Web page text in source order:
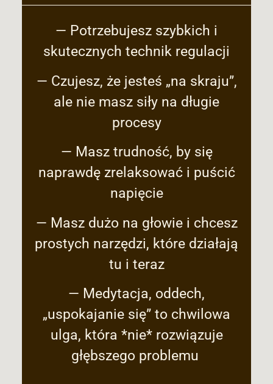
— Potrzebujesz szybkich i
skutecznych technik regulacji
— Czujesz, że jesteś „na skraju”,
ale nie masz siły na długie
procesy
— Masz trudność, by się
naprawdę zrelaksować i puścić
napięcie
— Masz dużo na głowie i chcesz
prostych narzędzi, które działają
tu i teraz
— Medytacja, oddech,
„uspokajanie się” to chwilowa
ulga, która *nie* rozwiązuje
głębszego problemu